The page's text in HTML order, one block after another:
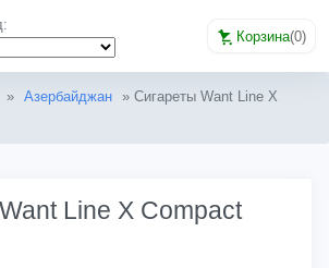
Корзина(0)
» Азербайджан » Сигареты Want Line X
Line X Compact